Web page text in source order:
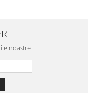
livrare rapidă, suport
totul impecabil, o să revin
vi...
noastre